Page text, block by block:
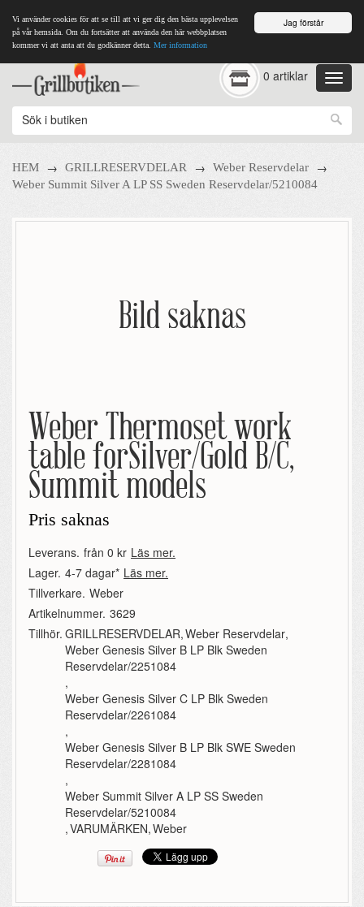
Jag förstår
Vi använder cookies för att se till att vi ger dig den bästa upplevelsen
på vår hemsida. Om du fortsätter att använda den här webbplatsen
kommer vi att anta att du godkänner detta. Mer information
0 artiklar
HEM → GRILLRESERVDELAR → Weber Reservdelar →
Weber Summit Silver A LP SS Sweden Reservdelar/5210084
Bild saknas
Weber Thermoset work
table forSilver/Gold B/C,
Summit models
Pris saknas
Leverans. från 0 kr Läs mer.
Lager. 4-7 dagar* Läs mer.
Tillverkare. Weber
Artikelnummer. 3629
Tillhör. GRILLRESERVDELAR,Weber Reservdelar,
Weber Genesis Silver B LP Blk Sweden
Reservdelar/2251084
,
Weber Genesis Silver C LP Blk Sweden
Reservdelar/2261084
,
Weber Genesis Silver B LP Blk SWE Sweden
Reservdelar/2281084
,
Weber Summit Silver A LP SS Sweden
Reservdelar/5210084
,VARUMÄRKEN,Weber